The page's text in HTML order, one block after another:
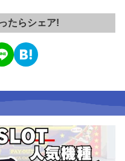
たらシェア!